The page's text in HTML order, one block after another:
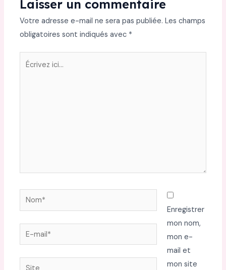
Laisser un commentaire
Votre adresse e-mail ne sera pas publiée. Les champs
obligatoires sont indiqués avec *
Écrivez
Nom*
E-
mail*
Site
Enregistrer
mon nom,
mon e-
mail et
mon site